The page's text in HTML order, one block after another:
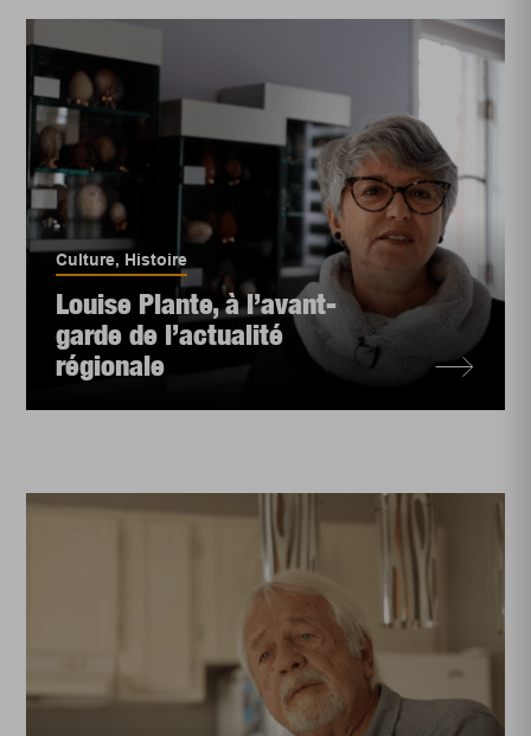
Culture, Histoire
Louise Plante, à l’avant-
garde de l’actualité
régionale